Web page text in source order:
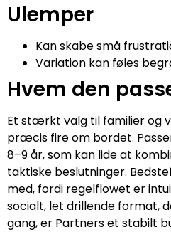
Ulemper
Kan skabe små
Variation kan føles
Hvem den
Et stærkt valg til familier og
præcis fire om bordet.
8–9 år, som kan lide at
taktiske beslutninger.
med, fordi regelflowet er
socialt, let drillende format,
gang, er Partners et stabilt